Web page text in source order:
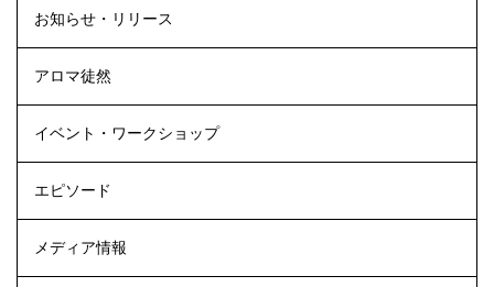
お知らせ・リリース
アロマ徒然
イベント・ワークショップ
エピソード
メディア情報